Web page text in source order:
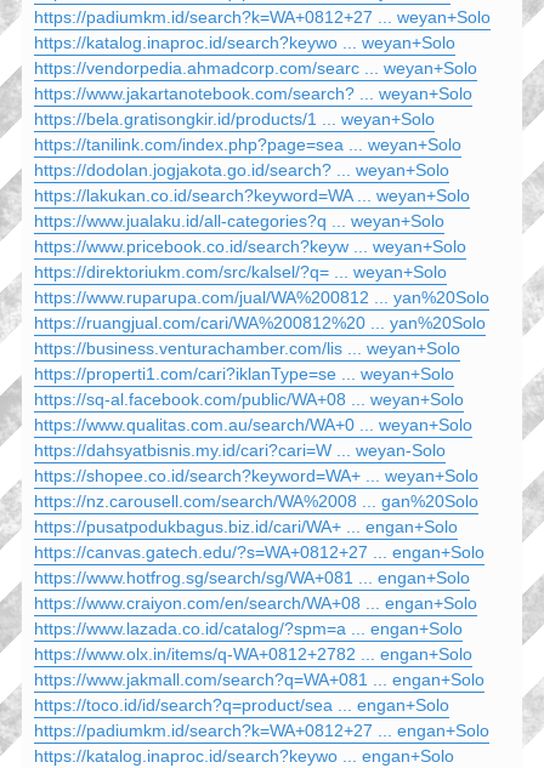
https://padiumkm.id/search?k=WA+0812+27 ... weyan+Solo
https://katalog.inaproc.id/search?keywo ... weyan+Solo
https://vendorpedia.ahmadcorp.com/searc ... weyan+Solo
https://www.jakartanotebook.com/search? ... weyan+Solo
https://bela.gratisongkir.id/products/1 ... weyan+Solo
https://tanilink.com/index.php?page=sea ... weyan+Solo
https://dodolan.jogjakota.go.id/search? ... weyan+Solo
https://lakukan.co.id/search?keyword=WA ... weyan+Solo
https://www.jualaku.id/all-categories?q ... weyan+Solo
https://www.pricebook.co.id/search?keyw ... weyan+Solo
https://direktoriukm.com/src/kalsel/?q= ... weyan+Solo
https://www.ruparupa.com/jual/WA%200812 ... yan%20Solo
https://ruangjual.com/cari/WA%200812%20 ... yan%20Solo
https://business.venturachamber.com/lis ... weyan+Solo
https://properti1.com/cari?iklanType=se ... weyan+Solo
https://sq-al.facebook.com/public/WA+08 ... weyan+Solo
https://www.qualitas.com.au/search/WA+0 ... weyan+Solo
https://dahsyatbisnis.my.id/cari?cari=W ... weyan-Solo
https://shopee.co.id/search?keyword=WA+ ... weyan+Solo
https://nz.carousell.com/search/WA%2008 ... gan%20Solo
https://pusatpodukbagus.biz.id/cari/WA+ ... engan+Solo
https://canvas.gatech.edu/?s=WA+0812+27 ... engan+Solo
https://www.hotfrog.sg/search/sg/WA+081 ... engan+Solo
https://www.craiyon.com/en/search/WA+08 ... engan+Solo
https://www.lazada.co.id/catalog/?spm=a ... engan+Solo
https://www.olx.in/items/q-WA+0812+2782 ... engan+Solo
https://www.jakmall.com/search?q=WA+081 ... engan+Solo
https://toco.id/id/search?q=product/sea ... engan+Solo
https://padiumkm.id/search?k=WA+0812+27 ... engan+Solo
https://katalog.inaproc.id/search?keywo ... engan+Solo